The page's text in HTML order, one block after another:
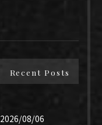
Recent Posts
2026/08/06